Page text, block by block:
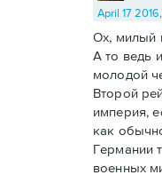
April 17
Ох, милый
А то ведь
молодой
Второй
империя,
как
Германии
военных